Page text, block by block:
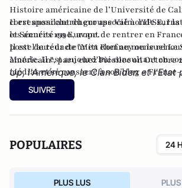
Histoire américaine de l’Université de
correspondant du groupe Valmonde sur la
les années 1990, avant de rentrer en
poste de rédacteur en chef au mensuel Le
Monde. Il est aujourd'hui consultant en
médias et se consacre à sonblog «
Il est aussi chercheur associé à l'IPSE,
et Sécurité en Europe.
Il est l'auteur de"Mitt Romney ou le
américain", paru chez Picollec on Octobre
Up, l'Amérique, le Clan Biden et l'Etat
éditions Konfident.
SUIVRE
POPULAIRES 24
PLUS LUS